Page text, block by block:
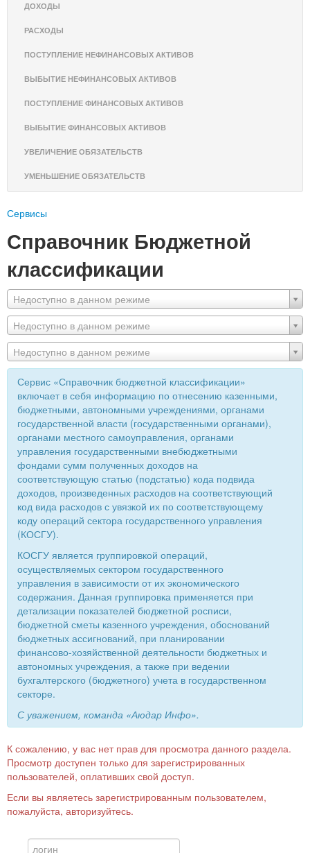
ДОХОДЫ
РАСХОДЫ
ПОСТУПЛЕНИЕ НЕФИНАНСОВЫХ АКТИВОВ
ВЫБЫТИЕ НЕФИНАНСОВЫХ АКТИВОВ
ПОСТУПЛЕНИЕ ФИНАНСОВЫХ АКТИВОВ
ВЫБЫТИЕ ФИНАНСОВЫХ АКТИВОВ
УВЕЛИЧЕНИЕ ОБЯЗАТЕЛЬСТВ
УМЕНЬШЕНИЕ ОБЯЗАТЕЛЬСТВ
Сервисы
Справочник Бюджетной
классификации
Недоступно в данном режиме
Недоступно в данном режиме
Недоступно в данном режиме
Сервис «Справочник бюджетной классификации»
включает в себя информацию по отнесению казенными,
бюджетными, автономными учреждениями, органами
государственной власти (государственными органами),
органами местного самоуправления, органами
управления государственными внебюджетными
фондами сумм полученных доходов на
соответствующую статью (подстатью) кода подвида
доходов, произведенных расходов на соответствующий
код вида расходов с увязкой их по соответствующему
коду операций сектора государственного управления
(КОСГУ).
КОСГУ является группировкой операций,
осуществляемых сектором государственного
управления в зависимости от их экономического
содержания. Данная группировка применяется при
детализации показателей бюджетной росписи,
бюджетной сметы казенного учреждения, обоснований
бюджетных ассигнований, при планировании
финансово-хозяйственной деятельности бюджетных и
автономных учреждения, а также при ведении
бухгалтерского (бюджетного) учета в государственном
секторе.
С уважением, команда «Аюдар Инфо».
К сожалению, у вас нет прав для просмотра данного раздела.
Просмотр доступен только для зарегистрированных
пользователей, оплативших свой доступ.
Если вы являетесь зарегистрированным пользователем,
пожалуйста, авторизуйтесь.